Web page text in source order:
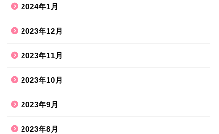
2024年1月
2023年12月
2023年11月
2023年10月
2023年9月
2023年8月